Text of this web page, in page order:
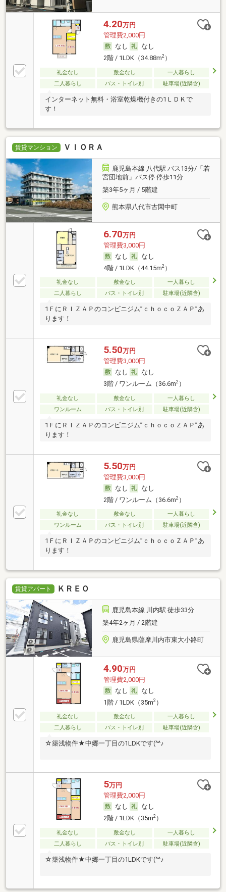
4.20万円
管理費2,000円
なし
なし
2階 / 1LDK（34.88m2）
礼金なし 敷金なし
一人暮らし
二人暮らし
バス・トイレ別 駐車場(近隣含)
インターネット無料・浴室乾燥機付きの1ＬＤＫで
す！
賃貸マンション ＶＩＯＲＡ
鹿児島本線 八代駅 バス13分/「若
宮団地前」バス停 停歩11分
築3年5ヶ月 / 5階建
熊本県八代市古閑中町
6.70万円
管理費3,000円
なし
なし
4階 / 1LDK（44.15m2）
礼金なし 敷金なし
一人暮らし
二人暮らし
バス・トイレ別 駐車場(近隣含)
1ＦにＲＩＺＡＰのコンビニジム”ｃｈｏｃｏＺＡＰ”あ
ります！
5.50万円
管理費3,000円
なし
なし
3階 / ワンルーム（36.6m2）
礼金なし 敷金なし
一人暮らし
ワンルーム
バス・トイレ別 駐車場(近隣含)
1ＦにＲＩＺＡＰのコンビニジム”ｃｈｏｃｏＺＡＰ”あ
ります！
5.50万円
管理費3,000円
なし
なし
2階 / ワンルーム（36.6m2）
礼金なし 敷金なし
一人暮らし
ワンルーム
バス・トイレ別 駐車場(近隣含)
1ＦにＲＩＺＡＰのコンビニジム”ｃｈｏｃｏＺＡＰ”あ
ります！
賃貸アパート ＫＲＥＯ
鹿児島本線 川内駅 徒歩33分
築4年2ヶ月 / 2階建
鹿児島県薩摩川内市東大小路町
4.90万円
管理費2,000円
なし
なし
1階 / 1LDK（35m2）
礼金なし 敷金なし
一人暮らし
二人暮らし
バス・トイレ別 駐車場(近隣含)
☆築浅物件★中郷一丁目の1LDKです(^^♪
5万円
管理費2,000円
なし
なし
2階 / 1LDK（35m2）
礼金なし 敷金なし
一人暮らし
二人暮らし
バス・トイレ別 駐車場(近隣含)
☆築浅物件★中郷一丁目の1LDKです(^^♪